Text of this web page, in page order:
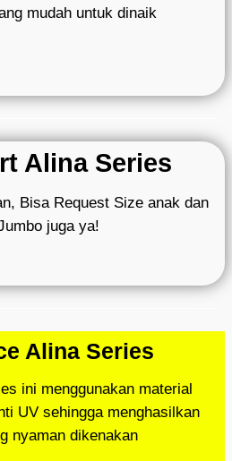
mudah untuk dinaik
Alina Series
Bisa Request Size anak dan
juga ya!
Alina Series
ini menggunakan material
UV sehingga menghasilkan
nyaman dikenakan